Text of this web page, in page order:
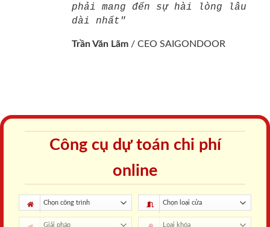
phải mang đến sự hài lòng lâu
dài nhất"
Trần Văn Lãm / CEO SAIGONDOOR
Công cụ dự toán chi phí
online